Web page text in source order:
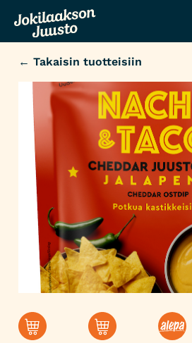
← Takaisin tuotteisiin